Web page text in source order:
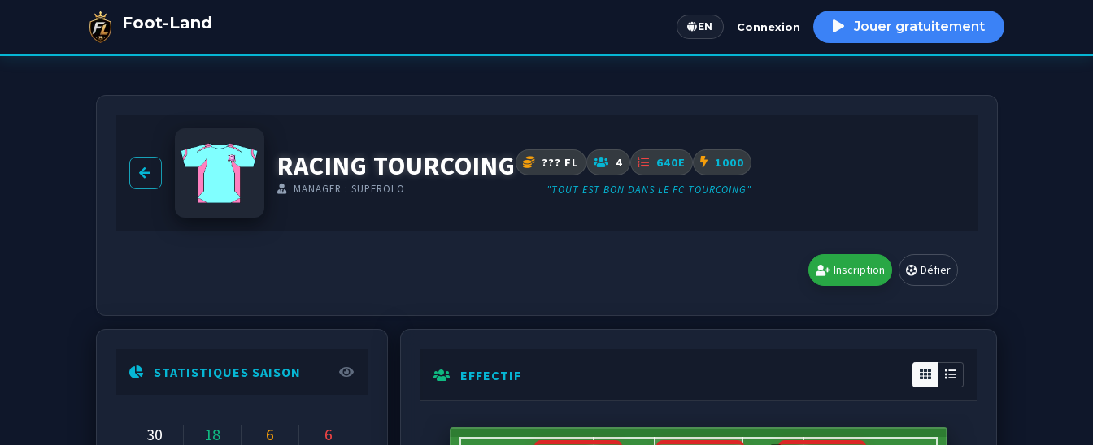
Foot-Land EN
English Connexion Jouer gratuitement
RACING TOURCOING
MANAGER : SUPEROLO
??? FL 4 640E 1000
"TOUT EST BON DANS LE FC TOURCOING"
Inscription Défier
STATISTIQUES SAISON
30 18 6 6
EFFECTIF